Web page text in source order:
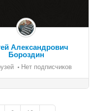
Александрович
Бороздин
Нет подписчиков